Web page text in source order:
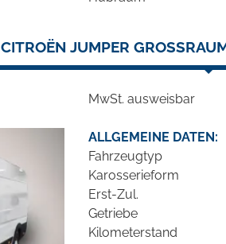
CITROËN JUMPER
MwSt. ausweisbar
ALLGEMEINE DATEN:
Fahrzeugtyp
Karosserieform
Erst-Zul.
Getriebe
Kilometerstand